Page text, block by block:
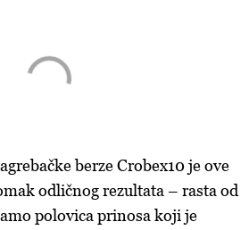
berze Crobex10 je ove
odličnog rezultata – rasta od
polovica prinosa koji je